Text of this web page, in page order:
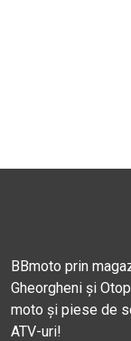
BBmoto prin
Gheorgheni și
moto și piese de
ATV-uri!